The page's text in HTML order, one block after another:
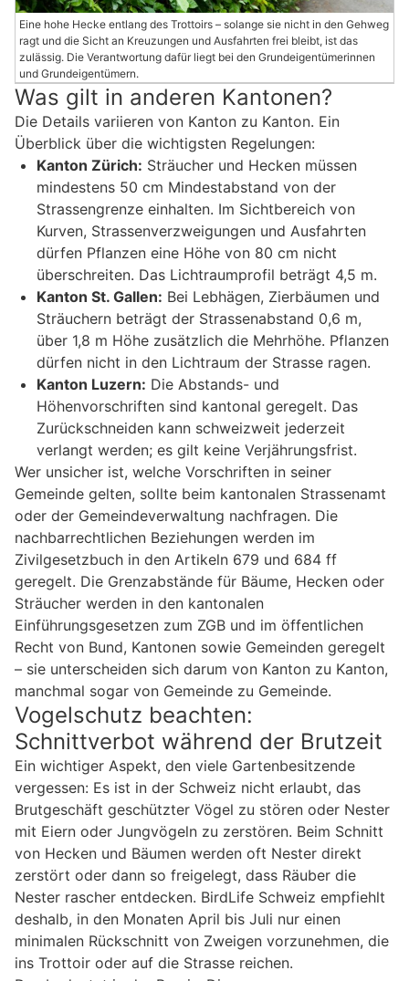
Eine hohe Hecke entlang des Trottoirs – solange sie nicht in den Gehweg
ragt und die Sicht an Kreuzungen und Ausfahrten frei bleibt, ist das
zulässig. Die Verantwortung dafür liegt bei den Grundeigentümerinnen
und Grundeigentümern.
Was gilt in anderen Kantonen?
Die Details variieren von Kanton zu Kanton. Ein
Überblick über die wichtigsten Regelungen:
Kanton Zürich: Sträucher und Hecken müssen
mindestens 50 cm Mindestabstand von der
Strassengrenze einhalten. Im Sichtbereich von
Kurven, Strassenverzweigungen und Ausfahrten
dürfen Pflanzen eine Höhe von 80 cm nicht
überschreiten. Das Lichtraumprofil beträgt 4,5 m.
Kanton St. Gallen: Bei Lebhägen, Zierbäumen und
Sträuchern beträgt der Strassenabstand 0,6 m,
über 1,8 m Höhe zusätzlich die Mehrhöhe. Pflanzen
dürfen nicht in den Lichtraum der Strasse ragen.
Kanton Luzern: Die Abstands- und
Höhenvorschriften sind kantonal geregelt. Das
Zurückschneiden kann schweizweit jederzeit
verlangt werden; es gilt keine Verjährungsfrist.
Wer unsicher ist, welche Vorschriften in seiner
Gemeinde gelten, sollte beim kantonalen Strassenamt
oder der Gemeindeverwaltung nachfragen. Die
nachbarrechtlichen Beziehungen werden im
Zivilgesetzbuch in den Artikeln 679 und 684 ff
geregelt. Die Grenzabstände für Bäume, Hecken oder
Sträucher werden in den kantonalen
Einführungsgesetzen zum ZGB und im öffentlichen
Recht von Bund, Kantonen sowie Gemeinden geregelt
– sie unterscheiden sich darum von Kanton zu Kanton,
manchmal sogar von Gemeinde zu Gemeinde.
Vogelschutz beachten:
Schnittverbot während der Brutzeit
Ein wichtiger Aspekt, den viele Gartenbesitzende
vergessen: Es ist in der Schweiz nicht erlaubt, das
Brutgeschäft geschützter Vögel zu stören oder Nester
mit Eiern oder Jungvögeln zu zerstören. Beim Schnitt
von Hecken und Bäumen werden oft Nester direkt
zerstört oder dann so freigelegt, dass Räuber die
Nester rascher entdecken. BirdLife Schweiz empfiehlt
deshalb, in den Monaten April bis Juli nur einen
minimalen Rückschnitt von Zweigen vorzunehmen, die
ins Trottoir oder auf die Strasse reichen.